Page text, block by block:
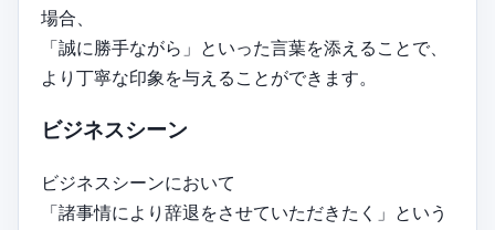
場合、
「誠に勝手ながら」といった言葉を添えることで、
より丁寧な印象を与えることができます。
ビジネスシーン
ビジネスシーンにおいて
「諸事情により辞退をさせていただきたく」という